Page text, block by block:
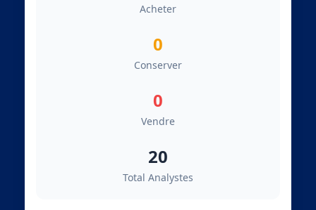
Acheter
0
Conserver
0
Vendre
20
Total Analystes